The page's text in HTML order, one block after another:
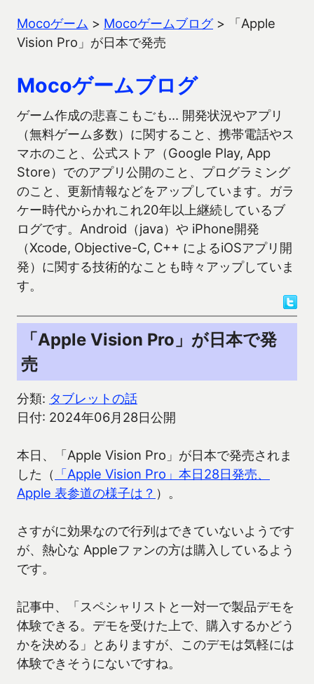
Mocoゲーム > Mocoゲームブログ>
「Apple
Vision Pro」が日本で発売
Mocoゲームブログ
ゲーム作成の悲喜こもごも… 開発状況やアプリ
（無料ゲーム多数）に関すること、携帯電話やス
マホのこと、公式ストア（Google Play, App
Store）でのアプリ公開のこと、プログラミング
のこと、更新情報などをアップしています。ガラ
ケー時代からかれこれ20年以上継続しているブ
ログです。Android（java）や iPhone開発
（Xcode, Objective-C, C++ によるiOSアプリ開
発）に関する技術的なことも時々アップしていま
す。
「Apple Vision Pro」が日本で発
売
分類: タブレットの話
日付: 2024年06月28日公開
本日、「Apple Vision Pro」が日本で発売されま
した（ 「Apple Vision Pro」本日28日発売、
Apple 表参道の様子は？ ）。
さすがに効果なので行列はできていないようです
が、熱心な Appleファンの方は購入しているよう
です。
記事中、「スペシャリストと一対一で製品デモを
体験できる。デモを受けた上で、購入するかどう
かを決める」とありますが、このデモは気軽には
体験できそうにないですね。